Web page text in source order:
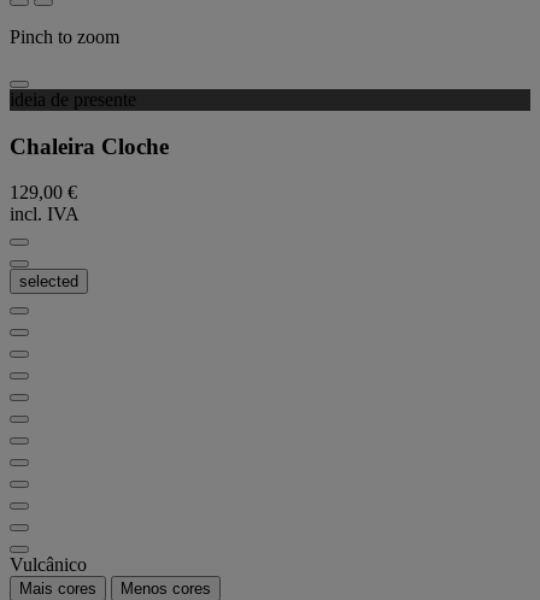
Pinch to zoom
ideia de presente
Chaleira Cloche
129,00 €
incl. IVA
selected
Vulcânico
Mais cores Menos cores